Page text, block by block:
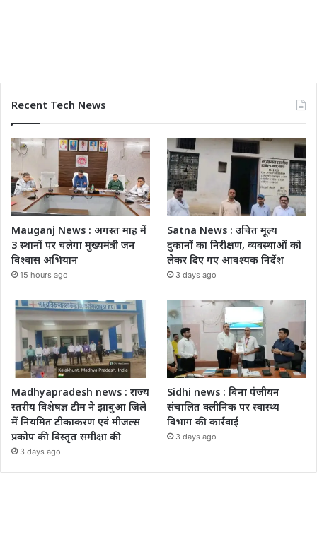
Recent Tech News
Mauganj News : अगस्त माह में
3 स्थानों पर चलेगा मुख्यमंत्री जन
विश्वास अभियान
15 hours ago
Satna News : उचित मूल्य
दुकानों का निरीक्षण, व्यवस्थाओं को
लेकर दिए गए आवश्यक निर्देश
3 days ago
Madhyapradesh news : राज्य
स्तरीय विशेषज्ञ टीम ने झाबुआ जिले
में नियमित टीकाकरण एवं मीजल्स
प्रकोप की विस्तृत समीक्षा की
3 days ago
Sidhi news : बिना पंजीयन
संचालित क्लीनिक पर स्वास्थ्य
विभाग की कार्रवाई
3 days ago